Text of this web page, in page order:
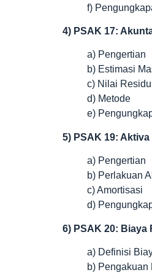
f)
4) PSAK 17:
a) Pengertian
b) Estimasi
c) Nilai Residu
d) Metode
e)
5) PSAK 19:
a) Pengertian
b) Perlakuan
c) Amortisasi
d)
6) PSAK 20: Biaya
a) Definisi
b)